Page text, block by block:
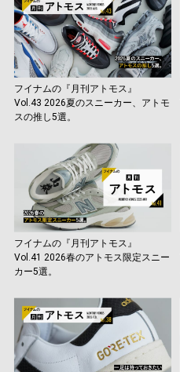
フイナムの『月刊アトモス』
Vol.43 2026夏のスニーカー、アトモ
スの推し5選。
フイナムの『月刊アトモス』
Vol.41 2026春のアトモス限定スニー
カー5選。